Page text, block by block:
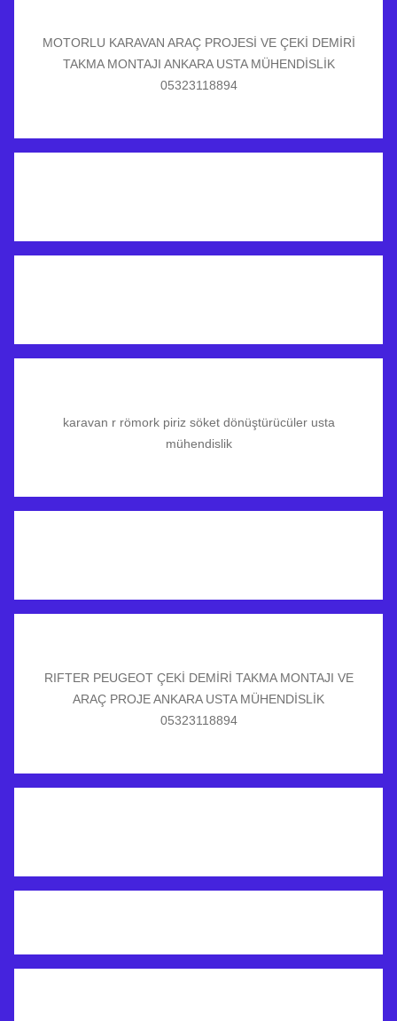
MOTORLU KARAVAN ARAÇ PROJESİ VE ÇEKİ DEMİRİ
TAKMA MONTAJI ANKARA USTA MÜHENDİSLİK
05323118894
karavan r römork piriz söket dönüştürücüler usta
mühendislik
RIFTER PEUGEOT ÇEKİ DEMİRİ TAKMA MONTAJI VE
ARAÇ PROJE ANKARA USTA MÜHENDİSLİK
05323118894